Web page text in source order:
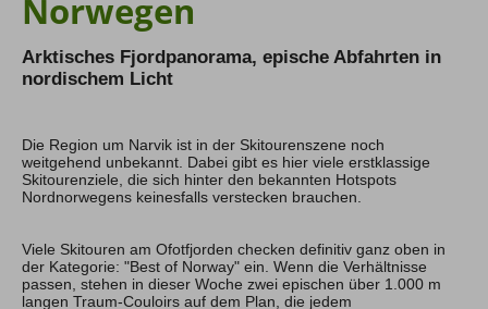
Hochtouren Alpen
Hochtouren 2+
Klettern
Kletterkurse
Klettersteige
Norwegen
Arktisches Fjordpanorama, epische Abfahrten in
nordischem Licht
Die Region um Narvik ist in der Skitourenszene noch
weitgehend unbekannt. Dabei gibt es hier viele erstklassige
Skitourenziele, die sich hinter den bekannten Hotspots
Nordnorwegens keinesfalls verstecken brauchen.
Viele Skitouren am Ofotfjorden checken definitiv ganz oben in
der Kategorie: "Best of Norway" ein. Wenn die Verhältnisse
passen, stehen in dieser Woche zwei epischen über 1.000 m
langen Traum-Couloirs auf dem Plan, die jedem